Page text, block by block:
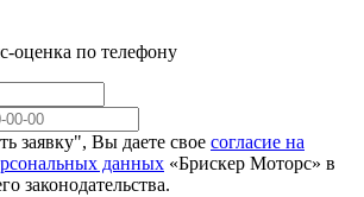
оценка по телефону
заявку", Вы даете свое согласие на
данных «Брискер Моторс» в
законодательства.